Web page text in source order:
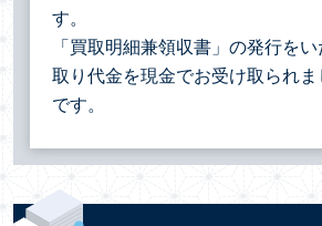
す。
「買取明細兼領収書」の発行を
取り代金を現金でお受け取られま
です。